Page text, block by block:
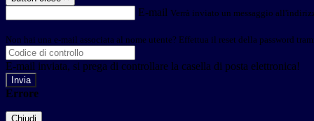
E-mail Verrà inviato un messaggio
Non hai una e-mail associata al nome utente? Effettua il reset della password
E-mail inviata, si prega di controllare la casella di posta elettronica!
Errore
Chiudi